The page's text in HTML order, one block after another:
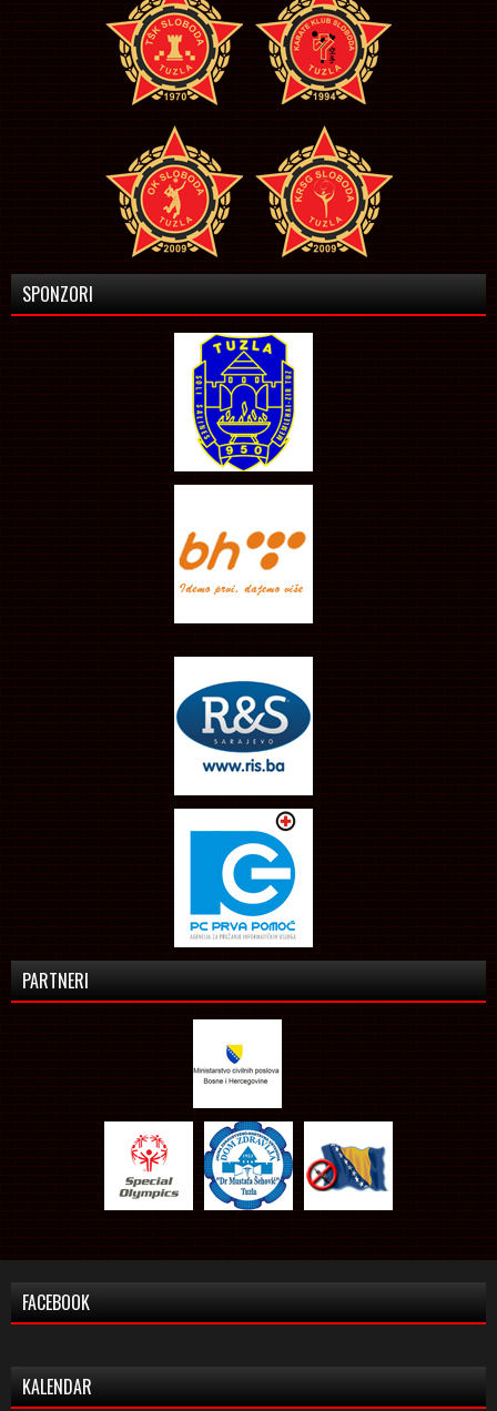
SPONZORI
PARTNERI
FACEBOOK
KALENDAR